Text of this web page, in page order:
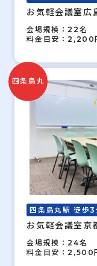
お気軽会議室広
会場規模：22名
料金目安：2,200
四条烏丸
四条烏丸駅 徒歩3
お気軽会議室京
会場規模：24名
料金目安：2,500